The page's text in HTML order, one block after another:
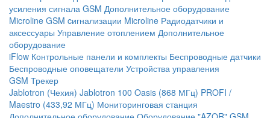
усиления сигнала GSM Дополнительное оборудование
Microline GSM cигнализации Microline Радиодатчики и
аксессуары Управление отоплением Дополнительное
оборудование
iFlow Контрольные панели и комплекты Беспроводные датчики
Беспроводные оповещатели Устройства управления
GSM Трекер
Jablotron (Чехия) Jablotron 100 Oasis (868 МГц) PROFI /
Maestro (433,92 МГц) Мониторинговая станция